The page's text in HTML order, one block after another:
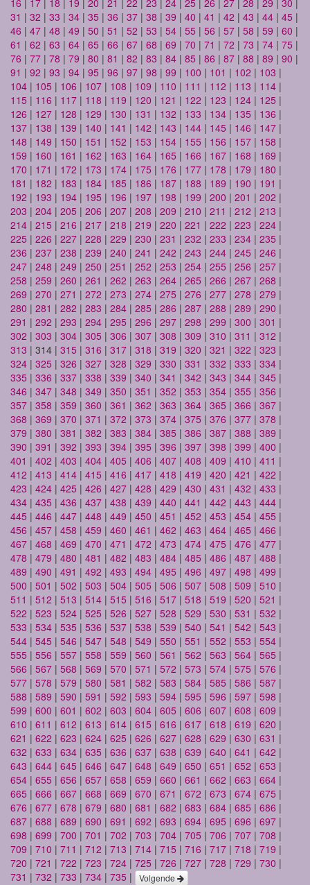
31 | 32 | 33 | 34 | 35 | 36 | 37 | 38 | 39 | 40 | 41 | 42 | 43 | 44 | 45 |
46 | 47 | 48 | 49 | 50 | 51 | 52 | 53 | 54 | 55 | 56 | 57 | 58 | 59 | 60 |
61 | 62 | 63 | 64 | 65 | 66 | 67 | 68 | 69 | 70 | 71 | 72 | 73 | 74 | 75 |
76 | 77 | 78 | 79 | 80 | 81 | 82 | 83 | 84 | 85 | 86 | 87 | 88 | 89 | 90 |
91 | 92 | 93 | 94 | 95 | 96 | 97 | 98 | 99 | 100 | 101 | 102 | 103 |
104 | 105 | 106 | 107 | 108 | 109 | 110 | 111 | 112 | 113 | 114 |
115 | 116 | 117 | 118 | 119 | 120 | 121 | 122 | 123 | 124 | 125 |
126 | 127 | 128 | 129 | 130 | 131 | 132 | 133 | 134 | 135 | 136 |
137 | 138 | 139 | 140 | 141 | 142 | 143 | 144 | 145 | 146 | 147 |
148 | 149 | 150 | 151 | 152 | 153 | 154 | 155 | 156 | 157 | 158 |
159 | 160 | 161 | 162 | 163 | 164 | 165 | 166 | 167 | 168 | 169 |
170 | 171 | 172 | 173 | 174 | 175 | 176 | 177 | 178 | 179 | 180 |
181 | 182 | 183 | 184 | 185 | 186 | 187 | 188 | 189 | 190 | 191 |
192 | 193 | 194 | 195 | 196 | 197 | 198 | 199 | 200 | 201 | 202 |
203 | 204 | 205 | 206 | 207 | 208 | 209 | 210 | 211 | 212 | 213 |
214 | 215 | 216 | 217 | 218 | 219 | 220 | 221 | 222 | 223 | 224 |
225 | 226 | 227 | 228 | 229 | 230 | 231 | 232 | 233 | 234 | 235 |
236 | 237 | 238 | 239 | 240 | 241 | 242 | 243 | 244 | 245 | 246 |
247 | 248 | 249 | 250 | 251 | 252 | 253 | 254 | 255 | 256 | 257 |
258 | 259 | 260 | 261 | 262 | 263 | 264 | 265 | 266 | 267 | 268 |
269 | 270 | 271 | 272 | 273 | 274 | 275 | 276 | 277 | 278 | 279 |
280 | 281 | 282 | 283 | 284 | 285 | 286 | 287 | 288 | 289 | 290 |
291 | 292 | 293 | 294 | 295 | 296 | 297 | 298 | 299 | 300 | 301 |
302 | 303 | 304 | 305 | 306 | 307 | 308 | 309 | 310 | 311 | 312 |
313 | 314 | 315 | 316 | 317 | 318 | 319 | 320 | 321 | 322 | 323 |
324 | 325 | 326 | 327 | 328 | 329 | 330 | 331 | 332 | 333 | 334 |
335 | 336 | 337 | 338 | 339 | 340 | 341 | 342 | 343 | 344 | 345 |
346 | 347 | 348 | 349 | 350 | 351 | 352 | 353 | 354 | 355 | 356 |
357 | 358 | 359 | 360 | 361 | 362 | 363 | 364 | 365 | 366 | 367 |
368 | 369 | 370 | 371 | 372 | 373 | 374 | 375 | 376 | 377 | 378 |
379 | 380 | 381 | 382 | 383 | 384 | 385 | 386 | 387 | 388 | 389 |
390 | 391 | 392 | 393 | 394 | 395 | 396 | 397 | 398 | 399 | 400 |
401 | 402 | 403 | 404 | 405 | 406 | 407 | 408 | 409 | 410 | 411 |
412 | 413 | 414 | 415 | 416 | 417 | 418 | 419 | 420 | 421 | 422 |
423 | 424 | 425 | 426 | 427 | 428 | 429 | 430 | 431 | 432 | 433 |
434 | 435 | 436 | 437 | 438 | 439 | 440 | 441 | 442 | 443 | 444 |
445 | 446 | 447 | 448 | 449 | 450 | 451 | 452 | 453 | 454 | 455 |
456 | 457 | 458 | 459 | 460 | 461 | 462 | 463 | 464 | 465 | 466 |
467 | 468 | 469 | 470 | 471 | 472 | 473 | 474 | 475 | 476 | 477 |
478 | 479 | 480 | 481 | 482 | 483 | 484 | 485 | 486 | 487 | 488 |
489 | 490 | 491 | 492 | 493 | 494 | 495 | 496 | 497 | 498 | 499 |
500 | 501 | 502 | 503 | 504 | 505 | 506 | 507 | 508 | 509 | 510 |
511 | 512 | 513 | 514 | 515 | 516 | 517 | 518 | 519 | 520 | 521 |
522 | 523 | 524 | 525 | 526 | 527 | 528 | 529 | 530 | 531 | 532 |
533 | 534 | 535 | 536 | 537 | 538 | 539 | 540 | 541 | 542 | 543 |
544 | 545 | 546 | 547 | 548 | 549 | 550 | 551 | 552 | 553 | 554 |
555 | 556 | 557 | 558 | 559 | 560 | 561 | 562 | 563 | 564 | 565 |
566 | 567 | 568 | 569 | 570 | 571 | 572 | 573 | 574 | 575 | 576 |
577 | 578 | 579 | 580 | 581 | 582 | 583 | 584 | 585 | 586 | 587 |
588 | 589 | 590 | 591 | 592 | 593 | 594 | 595 | 596 | 597 | 598 |
599 | 600 | 601 | 602 | 603 | 604 | 605 | 606 | 607 | 608 | 609 |
610 | 611 | 612 | 613 | 614 | 615 | 616 | 617 | 618 | 619 | 620 |
621 | 622 | 623 | 624 | 625 | 626 | 627 | 628 | 629 | 630 | 631 |
632 | 633 | 634 | 635 | 636 | 637 | 638 | 639 | 640 | 641 | 642 |
643 | 644 | 645 | 646 | 647 | 648 | 649 | 650 | 651 | 652 | 653 |
654 | 655 | 656 | 657 | 658 | 659 | 660 | 661 | 662 | 663 | 664 |
665 | 666 | 667 | 668 | 669 | 670 | 671 | 672 | 673 | 674 | 675 |
676 | 677 | 678 | 679 | 680 | 681 | 682 | 683 | 684 | 685 | 686 |
687 | 688 | 689 | 690 | 691 | 692 | 693 | 694 | 695 | 696 | 697 |
698 | 699 | 700 | 701 | 702 | 703 | 704 | 705 | 706 | 707 | 708 |
709 | 710 | 711 | 712 | 713 | 714 | 715 | 716 | 717 | 718 | 719 |
720 | 721 | 722 | 723 | 724 | 725 | 726 | 727 | 728 | 729 | 730 |
731 | 732 | 733 | 734 | 735 | Volgende